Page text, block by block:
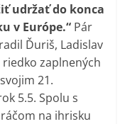
udržať do konca
v Európe.“ Pár
Ďuriš, Ladislav
zaplnených
21.
5.5. Spolu s
na ihrisku